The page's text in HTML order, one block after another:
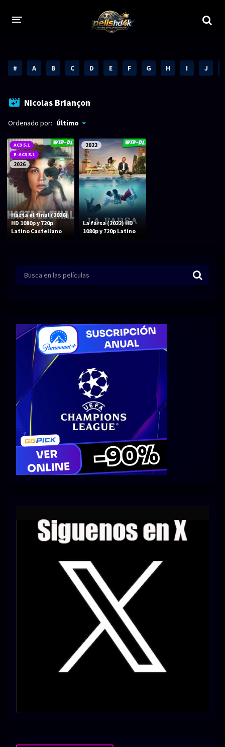
1080p 1080p Full HD
2160p REMUX 4K
720p 60 FPS
h265 HEVC 1080p REMUX
Bluray Completos
GÉNEROS
Acción Animación
Comedia Crimen
Terror
Fantástico Romance
Bélico Thriller
Biográfico
SERIES
Series 1080p Series 4K HDR
Series 720p 2160p 4K SDR
Series 1080p 60 FPS
# A B C D E F G H I J
Nicolas Briançon
Ordenado por: Último
AC3 5.1
E-AC3 5.1
2026
Hasta el final (2026)
HD 1080p y 720p
Latino Castellano
2022
La farsa (2022) HD
1080p y 720p Latino